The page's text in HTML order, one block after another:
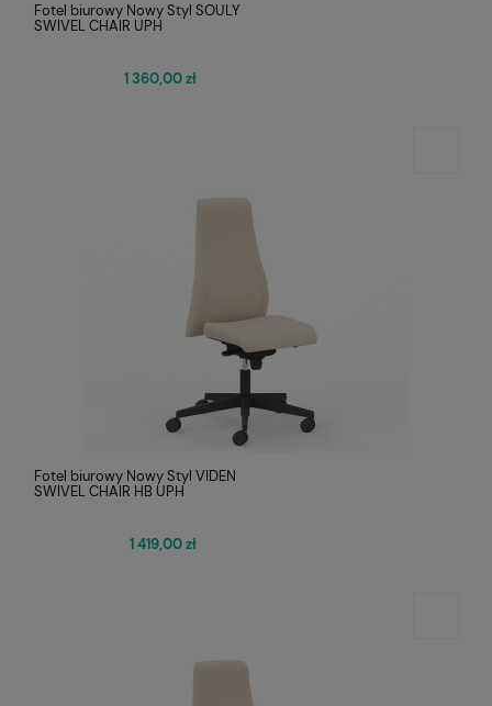
Fotel biurowy Nowy Styl SOULY
SWIVEL CHAIR UPH
1 360,00 zł
Fotel biurowy Nowy Styl VIDEN
SWIVEL CHAIR HB UPH
1 419,00 zł